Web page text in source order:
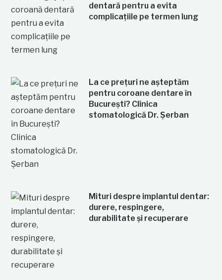
dentară pentru a evita
complicațiile pe termen lung
La ce prețuri ne așteptăm
pentru coroane dentare în
București? Clinica
stomatologică Dr. Șerban
Mituri despre implantul dentar:
durere, respingere,
durabilitate și recuperare